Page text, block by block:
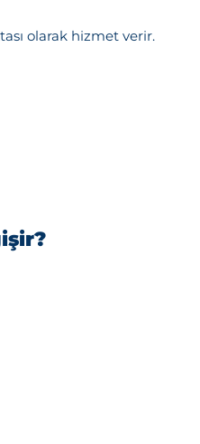
olarak hizmet verir.